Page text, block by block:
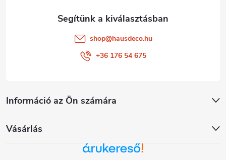
Információ az Ön számára
Vásárlás
shop@hausdeco.hu
+36 176 54 675